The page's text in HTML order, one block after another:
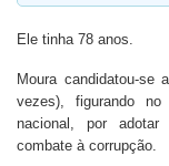
Ele tinha 78 anos.
Moura candidatou-se
vezes), figurando
nacional, por adotar
combate à corrupção.